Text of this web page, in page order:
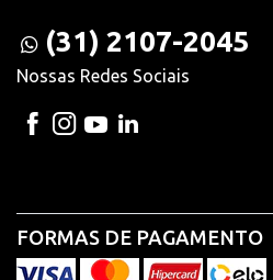
(31) 2107-2045
Nossas Redes Sociais
FORMAS DE PAGAMENTO